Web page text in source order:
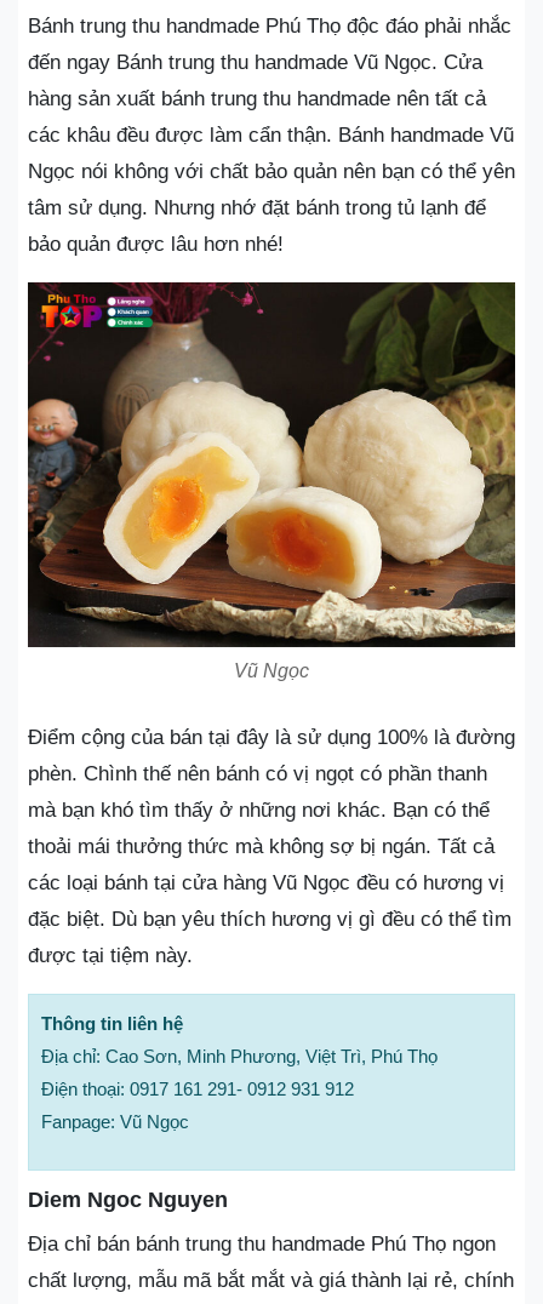
Bánh trung thu handmade Phú Thọ độc đáo phải nhắc
đến ngay Bánh trung thu handmade Vũ Ngọc. Cửa
hàng sản xuất bánh trung thu handmade nên tất cả
các khâu đều được làm cẩn thận. Bánh handmade Vũ
Ngọc nói không với chất bảo quản nên bạn có thể yên
tâm sử dụng. Nhưng nhớ đặt bánh trong tủ lạnh để
bảo quản được lâu hơn nhé!
Vũ Ngọc
Điểm cộng của bán tại đây là sử dụng 100% là đường
phèn. Chình thế nên bánh có vị ngọt có phần thanh
mà bạn khó tìm thấy ở những nơi khác. Bạn có thể
thoải mái thưởng thức mà không sợ bị ngán. Tất cả
các loại bánh tại cửa hàng Vũ Ngọc đều có hương vị
đặc biệt. Dù bạn yêu thích hương vị gì đều có thể tìm
được tại tiệm này.
Thông tin liên hệ
Địa chỉ: Cao Sơn, Minh Phương, Việt Trì, Phú Thọ
Điện thoại: 0917 161 291- 0912 931 912
Fanpage: Vũ Ngọc
Diem Ngoc Nguyen
Địa chỉ bán bánh trung thu handmade Phú Thọ ngon
chất lượng, mẫu mã bắt mắt và giá thành lại rẻ, chính